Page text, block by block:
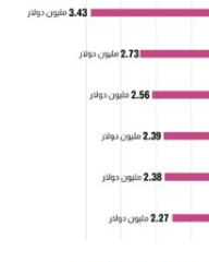
هم أغنى صُنّاع